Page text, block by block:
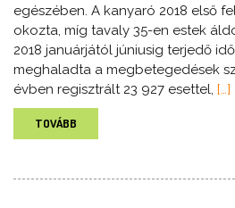
egészében. A kanyaró 2018 első
okozta, míg tavaly 35-en estek
2018 januárjától júniusig terjedő
meghaladta a megbetegedések
évben regisztrált 23 927 esettel, […]
TOVÁBB